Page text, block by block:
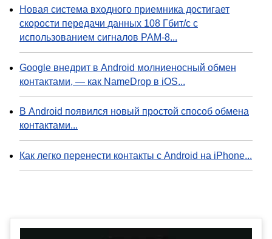
Новая система входного приемника достигает
скорости передачи данных 108 Гбит/с с
использованием сигналов PAM-8...
Google внедрит в Android молниеносный обмен
контактами, — как NameDrop в iOS...
В Android появился новый простой способ обмена
контактами...
Как легко перенести контакты с Android на iPhone...